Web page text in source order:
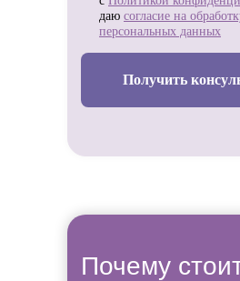
даю согласие на
персональных данных
Получить
Почему